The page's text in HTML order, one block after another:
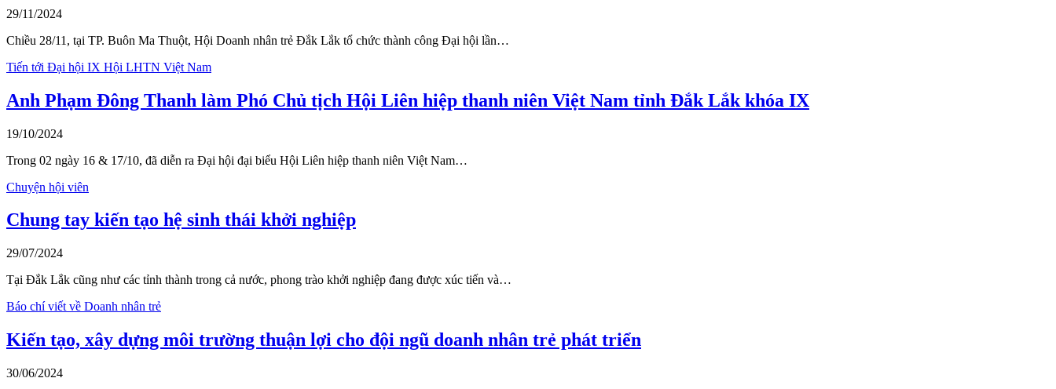
29/11/2024
Chiều 28/11, tại TP. Buôn Ma Thuột, Hội Doanh nhân trẻ Đắk Lắk tổ chức thành công Đại hội lần…
Tiến tới Đại hội IX Hội LHTN Việt Nam
Anh Phạm Đông Thanh làm Phó Chủ tịch Hội Liên hiệp thanh niên Việt Nam tỉnh Đắk Lắk khóa IX
19/10/2024
Trong 02 ngày 16 & 17/10, đã diễn ra Đại hội đại biểu Hội Liên hiệp thanh niên Việt Nam…
Chuyện hội viên
Chung tay kiến tạo hệ sinh thái khởi nghiệp
29/07/2024
Tại Đắk Lắk cũng như các tỉnh thành trong cả nước, phong trào khởi nghiệp đang được xúc tiến và…
Báo chí viết về Doanh nhân trẻ
Kiến tạo, xây dựng môi trường thuận lợi cho đội ngũ doanh nhân trẻ phát triển
30/06/2024